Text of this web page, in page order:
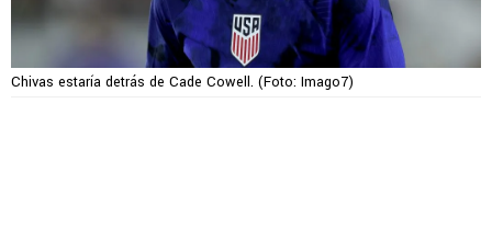
Chivas estaría detrás de Cade Cowell. (Foto: Imago7)